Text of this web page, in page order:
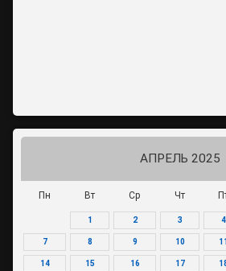
АПРЕЛЬ 2025
Пн Вт Ср Чт
1 2 3 4
7 8 9 10 11
14 15 16 17